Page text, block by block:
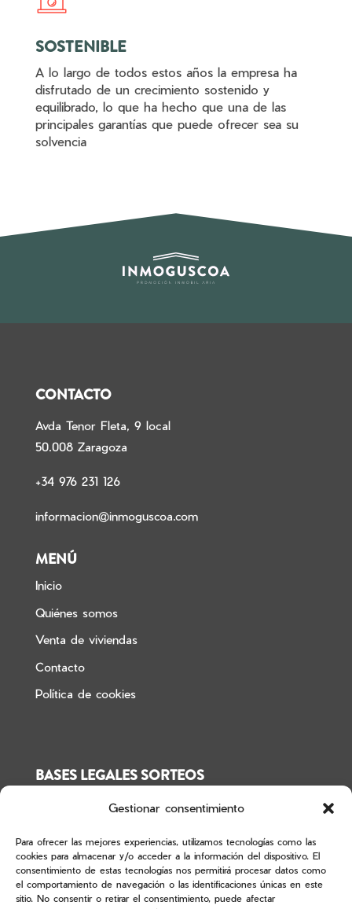
Gestionar consentimiento
Para ofrecer las mejores experiencias, utilizamos tecnologías como las
cookies para almacenar y/o acceder a la información del dispositivo. El
consentimiento de estas tecnologías nos permitirá procesar datos como
el comportamiento de navegación o las identificaciones únicas en este
sitio. No consentir o retirar el consentimiento, puede afectar
SOSTENIBLE
A lo largo de todos estos años la empresa ha
disfrutado de un crecimiento sostenido y
equilibrado, lo que ha hecho que una de las
principales garantías que puede ofrecer sea su
solvencia
CONTACTO
Avda Tenor Fleta, 9 local
50.008 Zaragoza
+34 976 231 126
informacion@inmoguscoa.com
MENÚ
Inicio
Quiénes somos
Venta de viviendas
Contacto
Política de cookies
BASES LEGALES SORTEOS
Sorteo Edificio Los Alisios
Financiado por la Unión Europea-Next Generation EU